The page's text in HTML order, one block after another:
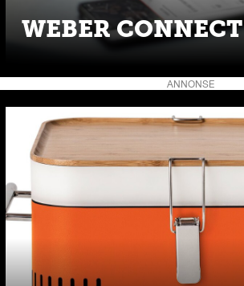
WEBER CONNECT
ANNONSE